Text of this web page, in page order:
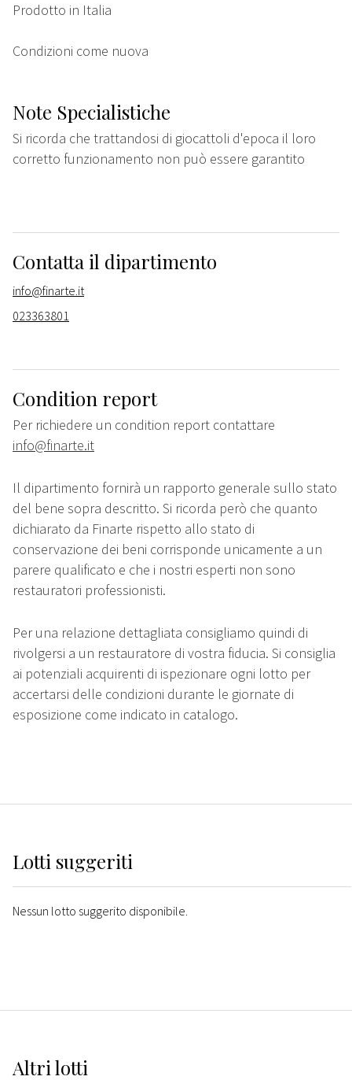
Prodotto in Italia
Condizioni come nuova
Note Specialistiche
Si ricorda che trattandosi di giocattoli d'epoca il loro
corretto funzionamento non può essere garantito
Contatta il dipartimento
info@finarte.it
023363801
Condition report
Per richiedere un condition report contattare
info@finarte.it
Il dipartimento fornirà un rapporto generale sullo stato
del bene sopra descritto. Si ricorda però che quanto
dichiarato da Finarte rispetto allo stato di
conservazione dei beni corrisponde unicamente a un
parere qualificato e che i nostri esperti non sono
restauratori professionisti.
Per una relazione dettagliata consigliamo quindi di
rivolgersi a un restauratore di vostra fiducia. Si consiglia
ai potenziali acquirenti di ispezionare ogni lotto per
accertarsi delle condizioni durante le giornate di
esposizione come indicato in catalogo.
Lotti suggeriti
Nessun lotto suggerito disponibile.
Altrilotti